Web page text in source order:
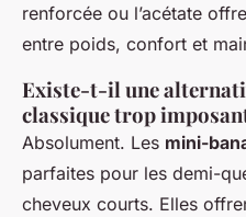
renforcée ou l’acétate
entre poids, confort et
Existe-t-il une
classique trop
Absolument. Les mini-
parfaites pour les demi-
cheveux courts. Elles